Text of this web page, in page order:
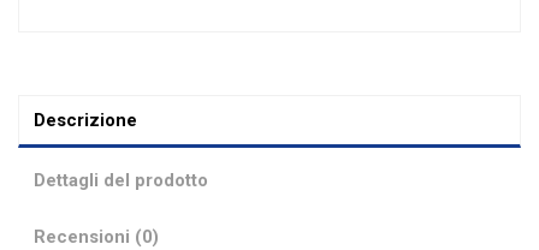
Descrizione
Dettagli del prodotto
Recensioni (0)